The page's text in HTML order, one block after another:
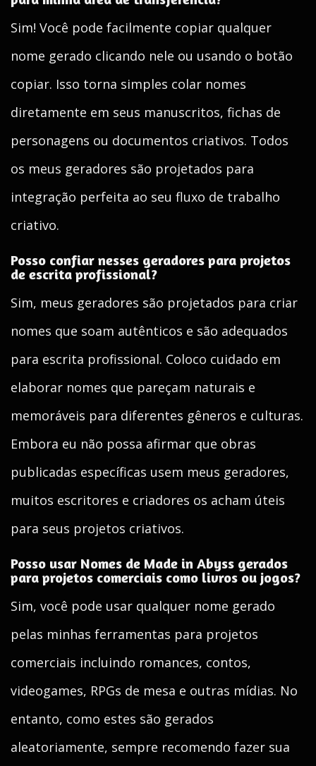
Sim! Você pode facilmente copiar qualquer
nome gerado clicando nele ou usando o botão
copiar. Isso torna simples colar nomes
diretamente em seus manuscritos, fichas de
personagens ou documentos criativos. Todos
os meus geradores são projetados para
integração perfeita ao seu fluxo de trabalho
criativo.
Posso confiar nesses geradores para projetos
de escrita profissional?
Sim, meus geradores são projetados para criar
nomes que soam autênticos e são adequados
para escrita profissional. Coloco cuidado em
elaborar nomes que pareçam naturais e
memoráveis para diferentes gêneros e culturas.
Embora eu não possa afirmar que obras
publicadas específicas usem meus geradores,
muitos escritores e criadores os acham úteis
para seus projetos criativos.
Posso usar Nomes de Made in Abyss gerados
para projetos comerciais como livros ou jogos?
Sim, você pode usar qualquer nome gerado
pelas minhas ferramentas para projetos
comerciais incluindo romances, contos,
videogames, RPGs de mesa e outras mídias. No
entanto, como estes são gerados
aleatoriamente, sempre recomendo fazer sua